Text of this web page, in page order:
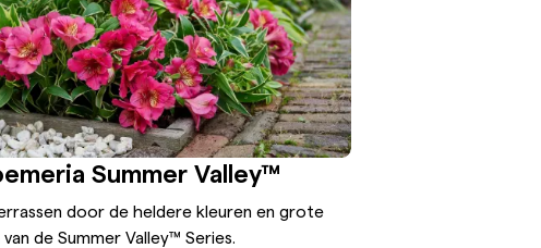
Summer Valley™
door de heldere kleuren en grote
de Summer Valley™ Series.